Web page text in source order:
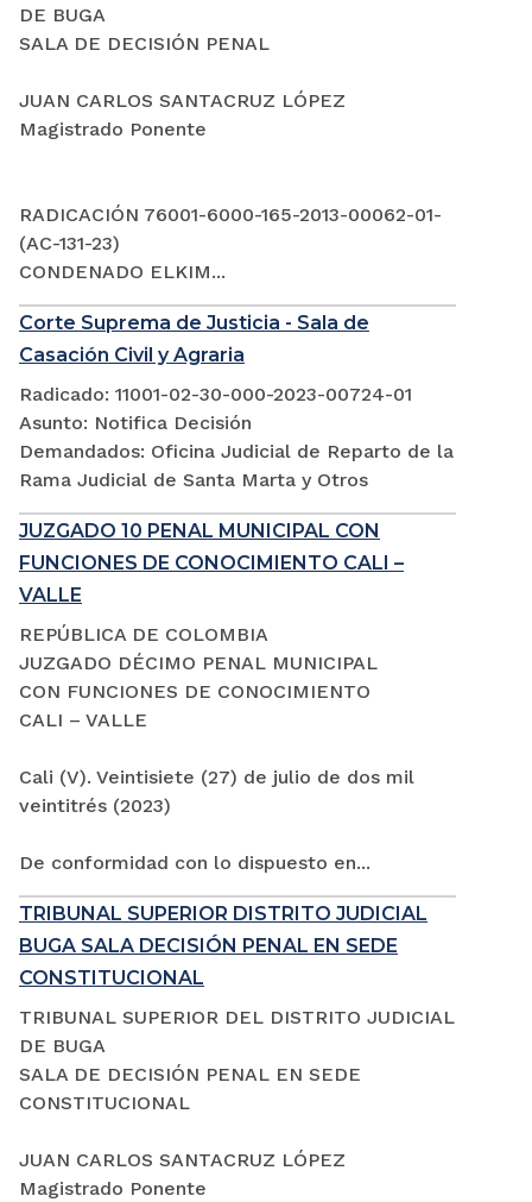
DE BUGA
SALA DE DECISIÓN PENAL
JUAN CARLOS SANTACRUZ LÓPEZ
Magistrado Ponente
RADICACIÓN 76001-6000-165-2013-00062-01-
(AC-131-23)
CONDENADO ELKIM...
Corte Suprema de Justicia - Sala de
Casación Civil y Agraria
Radicado: 11001-02-30-000-2023-00724-01
Asunto: Notifica Decisión
Demandados: Oficina Judicial de Reparto de la
Rama Judicial de Santa Marta y Otros
JUZGADO 10 PENAL MUNICIPAL CON
FUNCIONES DE CONOCIMIENTO CALI –
VALLE
REPÚBLICA DE COLOMBIA
JUZGADO DÉCIMO PENAL MUNICIPAL
CON FUNCIONES DE CONOCIMIENTO
CALI – VALLE
Cali (V). Veintisiete (27) de julio de dos mil
veintitrés (2023)
De conformidad con lo dispuesto en...
TRIBUNAL SUPERIOR DISTRITO JUDICIAL
BUGA SALA DECISIÓN PENAL EN SEDE
CONSTITUCIONAL
TRIBUNAL SUPERIOR DEL DISTRITO JUDICIAL
DE BUGA
SALA DE DECISIÓN PENAL EN SEDE
CONSTITUCIONAL
JUAN CARLOS SANTACRUZ LÓPEZ
Magistrado Ponente